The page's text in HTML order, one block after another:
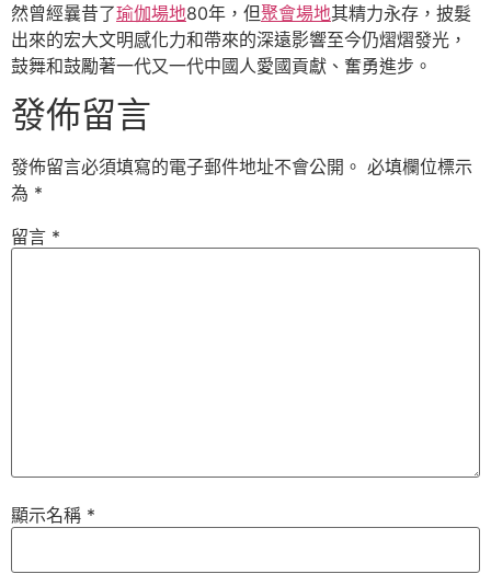
然曾經曩昔了瑜伽場地80年，但聚會場地其精力永存，披髮
出來的宏大文明感化力和帶來的深遠影響至今仍熠熠發光，
鼓舞和鼓勵著一代又一代中國人愛國貢獻、奮勇進步。
發佈留言
發佈留言必須填寫的電子郵件地址不會公開。 必填欄位標示
為 *
留言 *
顯示名稱 *